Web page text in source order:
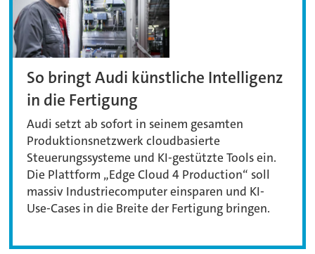
So bringt Audi künstliche Intelligenz
in die Fertigung
Audi setzt ab sofort in seinem gesamten
Produktionsnetzwerk cloudbasierte
Steuerungssysteme und KI-gestützte Tools ein.
Die Plattform „Edge Cloud 4 Production“ soll
massiv Industriecomputer einsparen und KI-
Use-Cases in die Breite der Fertigung bringen.